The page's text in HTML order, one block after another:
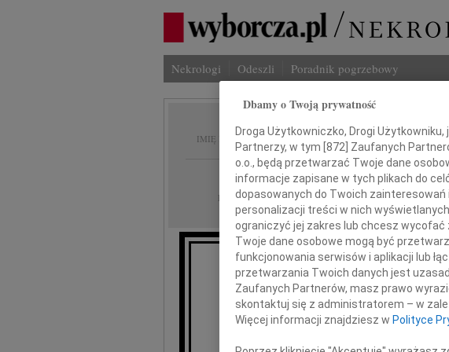
Nekrologi Odeszli Poradnik pogrzebowy
IMIĘ I NAZWISKO: Bogdan Zieliński
REGION: Bydgoszcz
DATA EMISJI: 14.04.2011
Nie umiera ten, kto trwa w
Z głębokim żalem przyjęliśmy
Dbamy o Twoją prywatność
Droga Użytkowniczko, Drogi
Partnerzy, w tym [872] Zaufanych
o.o., będą przetwarzać Twoje dane
informacje zapisane w tych plikach do
dopasowanych do Twoich
personalizacji treści w nich
ograniczyć jej zakres lub chcesz wycofać
Twoje dane osobowe mogą być
funkcjonowania serwisów i aplikacji lub
przetwarzania Twoich danych jest
Zaufanych Partnerów, masz prawo
skontaktuj się z administratorem – w
Więcej informacji znajdziesz w Polityce